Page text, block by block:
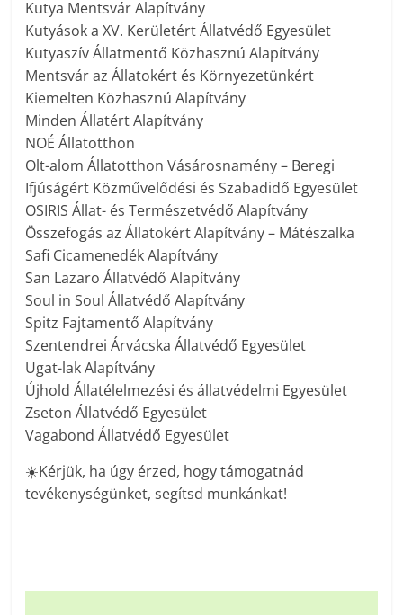
Kutya Mentsvár Alapítvány
Kutyások a XV. Kerületért Állatvédő Egyesület
Kutyaszív Állatmentő Közhasznú Alapítvány
Mentsvár az Állatokért és Környezetünkért
Kiemelten Közhasznú Alapítvány
Minden Állatért Alapítvány
NOÉ Állatotthon
Olt-alom Állatotthon Vásárosnamény – Beregi
Ifjúságért Közművelődési és Szabadidő Egyesület
OSIRIS Állat- és Természetvédő Alapítvány
Összefogás az Állatokért Alapítvány – Mátészalka
Safi Cicamenedék Alapítvány
San Lazaro Állatvédő Alapítvány
Soul in Soul Állatvédő Alapítvány
Spitz Fajtamentő Alapítvány
Szentendrei Árvácska Állatvédő Egyesület
Ugat-lak Alapítvány
Újhold Állatélelmezési és állatvédelmi Egyesület
Zseton Állatvédő Egyesület
Vagabond Állatvédő Egyesület
☀️Kérjük, ha úgy érzed, hogy támogatnád
tevékenységünket, segítsd munkánkat!